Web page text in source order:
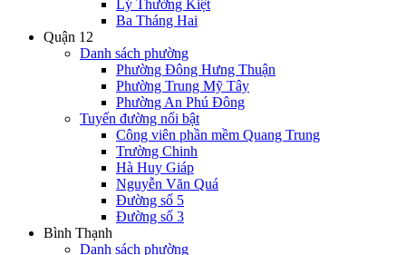
Lý Thường Kiệt
Ba Tháng Hai
Quận 12
Danh sách phường
Phường Đông Hưng Thuận
Phường Trung Mỹ Tây
Phường An Phú Đông
Tuyến đường nổi bật
Công viên phần mềm Quang Trung
Trường Chinh
Hà Huy Giáp
Nguyễn Văn Quá
Đường số 5
Đường số 3
Bình Thạnh
Danh sách phường